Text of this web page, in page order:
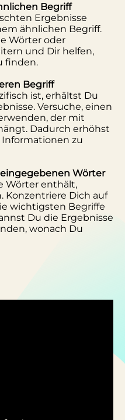
Begriff
Ergebnisse
ähnlichen Begriff.
Wörter oder
und Dir helfen,
finden.
Begriff
ist, erhältst Du
Versuche, einen
der mit
Dadurch erhöhst
Informationen zu
Wörter
Wörter enthält,
Konzentriere Dich auf
wichtigsten Begriffe
Du die Ergebnisse
wonach Du